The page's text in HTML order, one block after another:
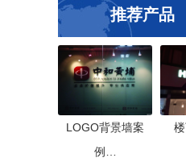
推荐产品
LOGO背景墙案
例…